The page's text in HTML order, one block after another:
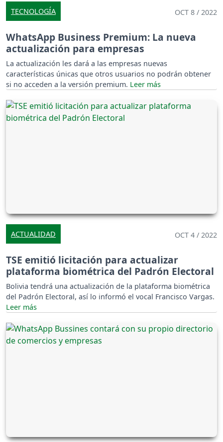
TECNOLOGÍA OCT 8 / 2022
WhatsApp Business Premium: La nueva
actualización para empresas
La actualización les dará a las empresas nuevas
características únicas que otros usuarios no podrán obtener
si no acceden a la versión premium.
ACTUALIDAD OCT 4 / 2022
TSE emitió licitación para actualizar
plataforma biométrica del Padrón Electoral
Bolivia tendrá una actualización de la plataforma biométrica
del Padrón Electoral, así lo informó el vocal Francisco Vargas.